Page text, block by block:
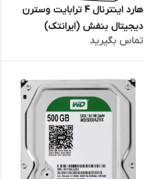
هارد اینترنال 4 ترابایت وسترن
دیجیتال بنفش (ایرانتک)
تماس بگیرید